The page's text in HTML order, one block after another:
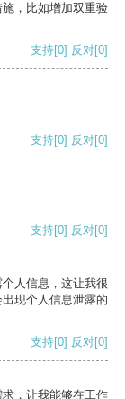
，比如增加双重验
支持[0] 反对[0]
支持[0] 反对[0]
支持[0] 反对[0]
人信息，这让我很
现个人信息泄露的
支持[0] 反对[0]
，让我能够在工作